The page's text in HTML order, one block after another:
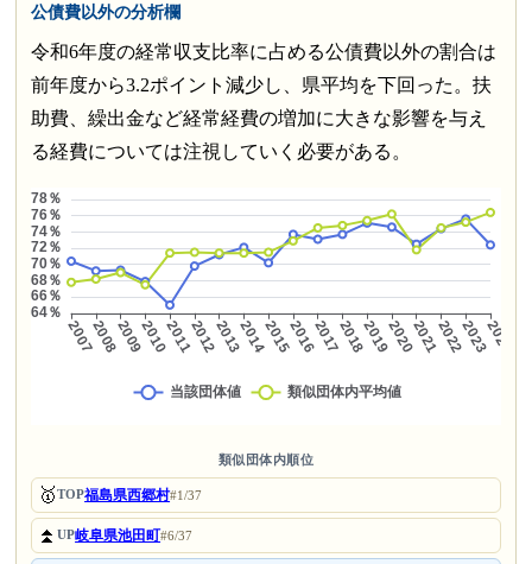
公債費以外の分析欄
令和6年度の経常収支比率に占める公債費以外の割合は
前年度から3.2ポイント減少し、県平均を下回った。扶
助費、繰出金など経常経費の増加に大きな影響を与え
る経費については注視していく必要がある。
類似団体内順位
🥇TOP福島県西郷村#1/37
⏫UP岐阜県池田町#6/37